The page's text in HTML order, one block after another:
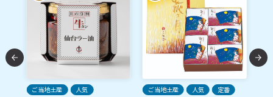
ご当地土産 人気 ご当地土産 人気 定番